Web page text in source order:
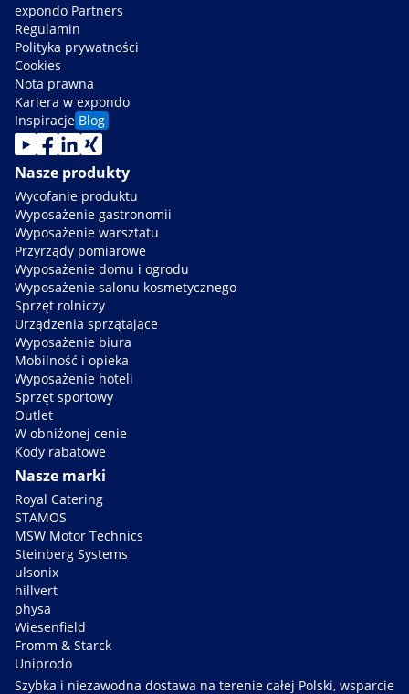
expondo Partners
Regulamin
Polityka prywatności
Cookies
Nota prawna
Kariera w expondo
Inspiracje Blog
Nasze produkty
Wycofanie produktu
Wyposażenie gastronomii
Wyposażenie warsztatu
Przyrządy pomiarowe
Wyposażenie domu i ogrodu
Wyposażenie salonu kosmetycznego
Sprzęt rolniczy
Urządzenia sprzątające
Wyposażenie biura
Mobilność i opieka
Wyposażenie hoteli
Sprzęt sportowy
Outlet
W obniżonej cenie
Kody rabatowe
Nasze marki
Royal Catering
STAMOS
MSW Motor Technics
Steinberg Systems
ulsonix
hillvert
physa
Wiesenfield
Fromm & Starck
Uniprodo
Szybka i niezawodna dostawa na terenie całej Polski, wsparcie